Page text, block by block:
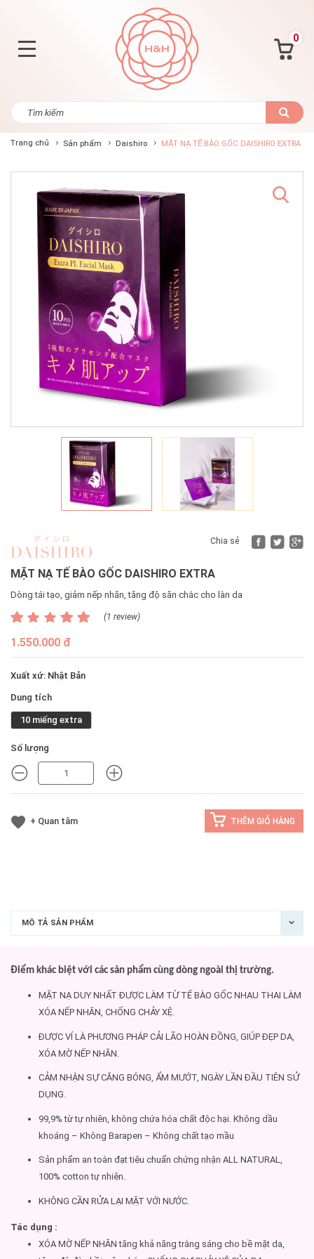
0
Trang chủ Sản phẩm Daishiro MẶT NẠ TẾ BÀO GỐC DAISHIRO EXTRA
Chia sẻ
MẶT NẠ TẾ BÀO GỐC DAISHIRO EXTRA
Dòng tái tạo, giảm nếp nhăn, tăng độ săn chắc cho làn da
(1 review)
1.550.000 đ
Xuất xứ: Nhật Bản
Dung tích
10 miếng extra
Số lượng
MINUS MINUS
+ Quan tâm THÊM GIỎ HÀNG
MÔ TẢ SẢN PHẨM
Điểm khác biệt với các sản phẩm cùng dòng ngoài thị trường.
MẶT NẠ DUY NHẤT ĐƯỢC LÀM TỪ TẾ BÀO GỐC NHAU THAI LÀM
XÓA NẾP NHĂN, CHỐNG CHẢY XỆ.
ĐƯỢC VÍ LÀ PHƯƠNG PHÁP CẢI LÃO HOÀN ĐỒNG, GIÚP ĐẸP DA,
XÓA MỜ NẾP NHĂN.
CẢM NHẬN SỰ CĂNG BÓNG, ẨM MƯỚT, NGÀY LẦN ĐẦU TIÊN SỬ
DỤNG.
99,9% từ tự nhiên, không chứa hóa chất độc hại. Không dầu
khoáng – Không Barapen – Không chất tạo mầu
Sản phẩm an toàn đạt tiêu chuẩn chứng nhận ALL NATURAL,
100% cotton tự nhiên.
KHÔNG CẦN RỬA LẠI MẶT VỚI NƯỚC.
Tác dụng :
XÓA MỜ NẾP NHĂN tăng khả năng trắng sáng cho bề mặt da,